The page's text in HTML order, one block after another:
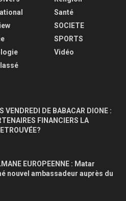
Santé
SOCIETE
SPORTS
Vidéo
VENDREDI DE BABACAR DIONE :
FINANCIERS LA
EUROPEENNE : Matar
nouvel ambassadeur auprès du